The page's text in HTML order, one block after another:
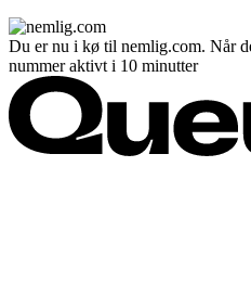
Du er nu i kø til nemlig.com. Når
nummer aktivt i 10 minutter